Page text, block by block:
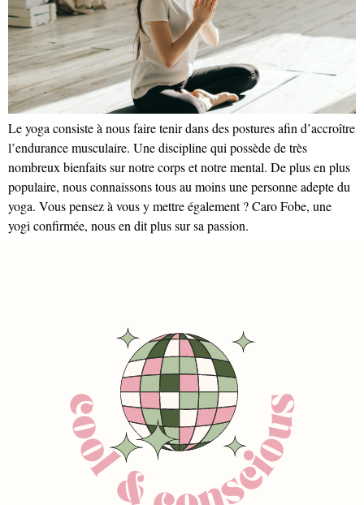
Le yoga consiste à nous faire tenir dans des postures afin d’accroître
l’endurance musculaire. Une discipline qui possède de très
nombreux bienfaits sur notre corps et notre mental. De plus en plus
populaire, nous connaissons tous au moins une personne adepte du
yoga. Vous pensez à vous y mettre également ? Caro Fobe, une
yogi confirmée, nous en dit plus sur sa passion.